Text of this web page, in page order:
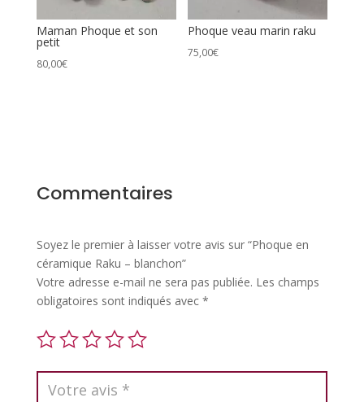
Maman Phoque et son
petit
80,00€
Phoque veau marin raku
75,00€
Commentaires
Soyez le premier à laisser votre avis sur “Phoque en
céramique Raku – blanchon”
Votre adresse e-mail ne sera pas publiée. Les champs
obligatoires sont indiqués avec *